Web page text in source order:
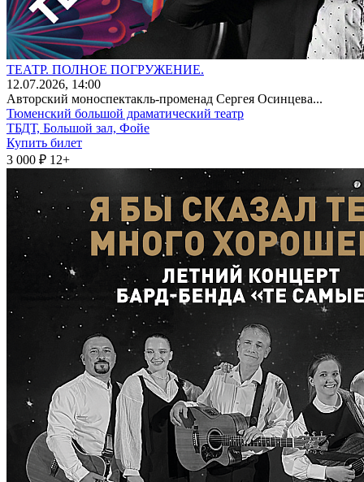
ТЕАТР. ПОЛНОЕ ПОГРУЖЕНИЕ.
12.07.2026, 14:00
Авторский моноспектакль-променад Сергея Осинцева...
Тюменский большой драматический театр
ТБДТ, Большой зал, Фойе
Купить билет
3 000 ₽ 12+